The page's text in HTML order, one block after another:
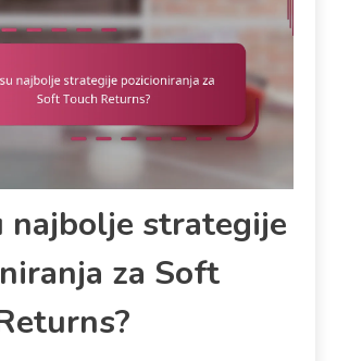
najbolje strategije
za Soft